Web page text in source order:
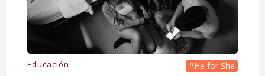
Educación #He for She